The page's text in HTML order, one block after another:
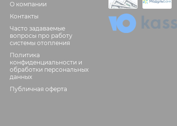
О компании
Контакты
Часто задаваемые
вопросы про работу
системы отопления
Политика
конфиденциальности и
обработки персональных
данных
Публичная оферта